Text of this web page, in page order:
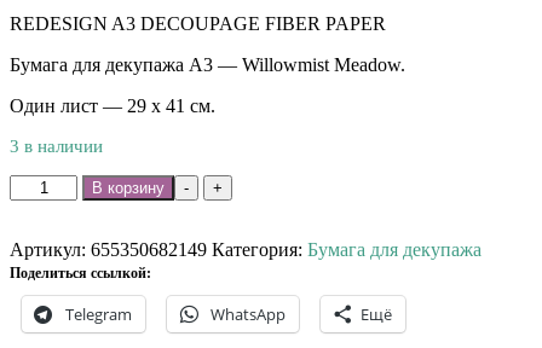
REDESIGN A3 DECOUPAGE FIBER PAPER
Бумага для декупажа А3 — Willowmist Meadow.
Один лист — 29 х 41 см.
3 в наличии
-
Количество
товара
для
декупажа
А3
Willowmist
+
В корзину
Артикул: 655350682149 Категория: Бумага для декупажа
Поделиться ссылкой:
Telegram WhatsApp Ещё